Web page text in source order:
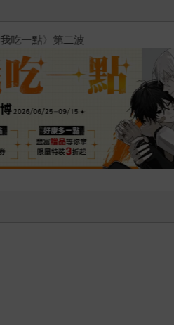
2026金石堂